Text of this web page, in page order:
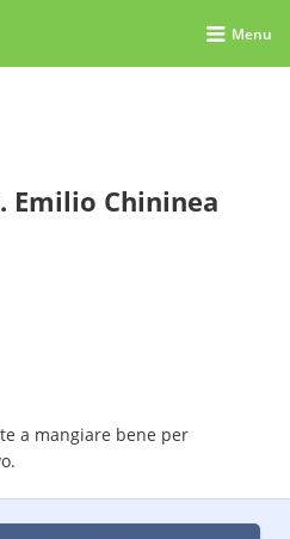
Menu
Emilio Chininea
a mangiare bene per